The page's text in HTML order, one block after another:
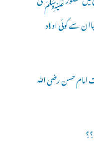
سے کوئی اولاد
امام حسن رضی ﷲ